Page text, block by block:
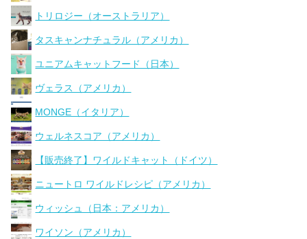
トリロジー（オーストラリア）
タスキャンナチュラル（アメリカ）
ユニアムキャットフード（日本）
ヴェラス（アメリカ）
MONGE（イタリア）
ウェルネスコア（アメリカ）
【販売終了】ワイルドキャット（ドイツ）
ニュートロ ワイルドレシピ（アメリカ）
ウィッシュ（日本：アメリカ）
ワイソン（アメリカ）